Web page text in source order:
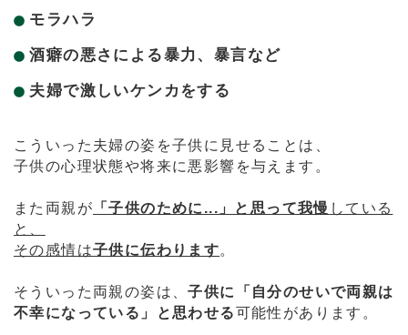
モラハラ
酒癖の悪さによる暴力、暴言など
夫婦で激しいケンカをする
こういった夫婦の姿を子供に見せることは、
子供の心理状態や将来に悪影響を与えます。
また両親が 「子供のために...」と思って我慢 している
と、
その感情は子供に伝わります。
そういった両親の姿は、子供に「自分のせいで両親は
不幸になっている」と思わせる可能性があります。